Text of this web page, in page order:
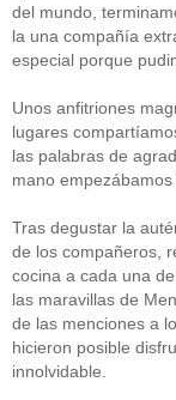
CATEGORÍAS
Alimentos(44)
America(8)
Carnes(3)
cataluña(1)
Cocina(38)
consejos(3)
El Celler de Can
Empresas(12)
ferran adria(10)
formación(1)
Gastronomía
del mundo,
la una compañía
especial porque
Unos anfitriones
lugares
las palabras de
mano
Tras degustar la
de los compañeros,
cocina a cada una
las maravillas de
de las menciones a
hicieron posible
innolvidable.